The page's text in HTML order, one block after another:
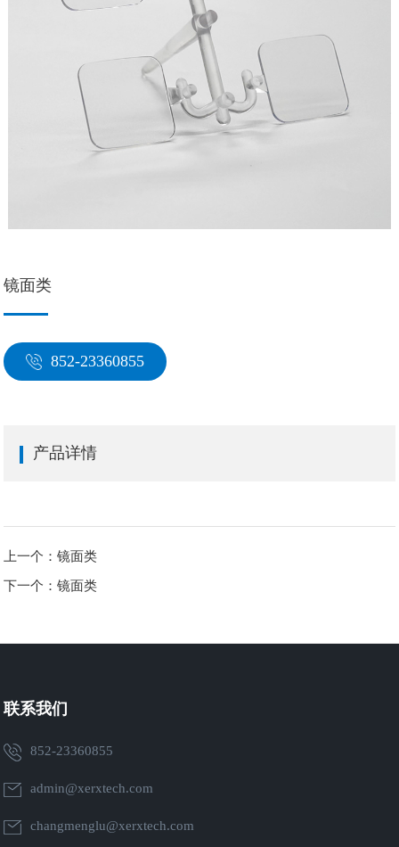
镜面类
852-23360855
产品详情
上一个：镜面类
下一个：镜面类
联系我们
852-23360855
admin@xerxtech.com
changmenglu@xerxtech.com